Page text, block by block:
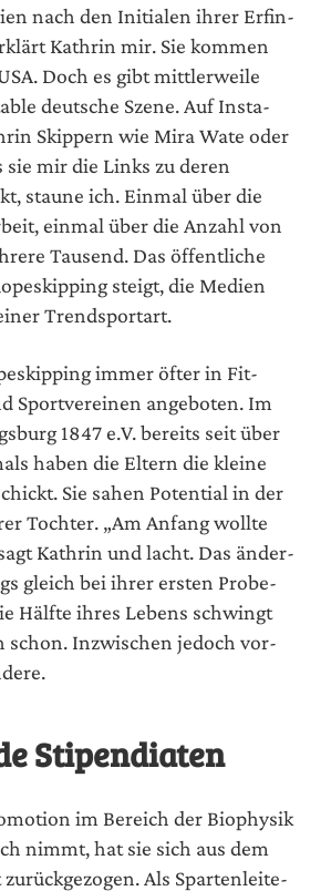
nach den Initia­len ihrer Erfin­
Kath­rin mir. Sie kom­men
Doch es gibt mitt­ler­wei­le
deut­sche Sze­ne. Auf Insta­
Skip­pern wie Mira Wate oder
sie mir die Links zu deren
stau­ne ich. Ein­mal über die
ein­mal über die Anzahl von
Tau­send. Das öffent­li­che
steigt, die Medi­en
Trendsportart.
immer öfter in Fit­
Sport­ver­ei­nen ange­bo­ten. Im
1847 e.V. bereits seit über
haben die Eltern die klei­ne
Sie sahen Poten­ti­al in der
Toch­ter. „Am Anfang woll­te
Kath­rin und lacht. Das änder­
gleich bei ihrer ers­ten Pro­be­
Hälf­te ihres Lebens schwingt
schon. Inzwi­schen jedoch vor­
Stipendiaten
im Bereich der Bio­phy­sik
nimmt, hat sie sich aus dem
Als Spar­ten­lei­te­